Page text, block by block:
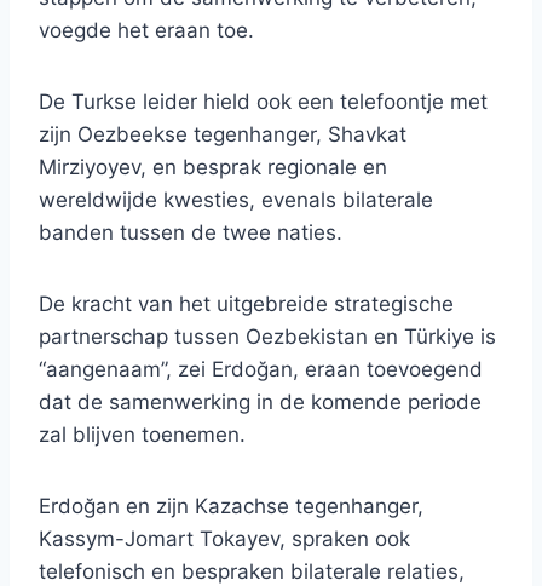
voegde het eraan toe.
De Turkse leider hield ook een telefoontje met
zijn Oezbeekse tegenhanger, Shavkat
Mirziyoyev, en besprak regionale en
wereldwijde kwesties, evenals bilaterale
banden tussen de twee naties.
De kracht van het uitgebreide strategische
partnerschap tussen Oezbekistan en Türkiye is
“aangenaam”, zei Erdoğan, eraan toevoegend
dat de samenwerking in de komende periode
zal blijven toenemen.
Erdoğan en zijn Kazachse tegenhanger,
Kassym-Jomart Tokayev, spraken ook
telefonisch en bespraken bilaterale relaties,